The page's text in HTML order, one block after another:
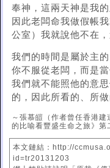
奉神，這兩天神是我
因此老闆命我做假帳
公室）我就說他不在，
我們的時間是屬於主
你不服從老闆，而是
我們就不能照他的意
的，因此所看的、所
～張慕皚（作者曾任香港
的比喻看豐盛生命之旅》第
本文鏈結：http://
id=tr20131203